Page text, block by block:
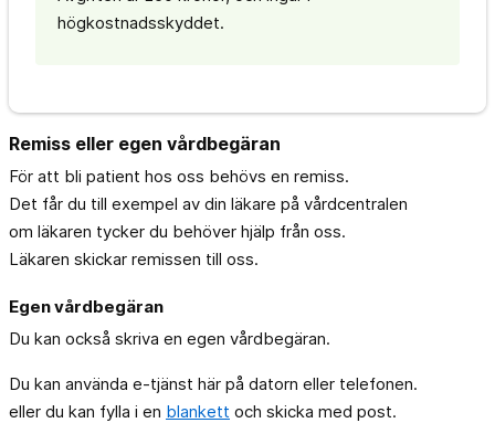
högkostnadsskyddet.
Remiss eller egen vårdbegäran
För att bli patient hos oss behövs en remiss.
Det får du till exempel av din läkare på vårdcentralen
om läkaren tycker du behöver hjälp från oss.
Läkaren skickar remissen till oss.
Egen vårdbegäran
Du kan också skriva en egen vårdbegäran.
Du kan använda e-tjänst här på datorn eller telefonen.
eller du kan fylla i en blankett och skicka med post.